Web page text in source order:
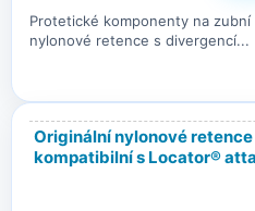
Protetické komponenty na
nylonové retence s divergencí...
Originální nylonové
kompatibilní s Locator®